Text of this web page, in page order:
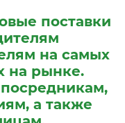
поставки
на самых
на рынке.
а также